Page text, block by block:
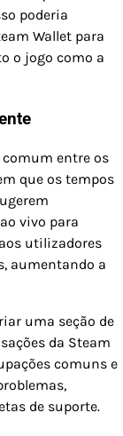
poderia
Wallet para
o jogo como a
entre os
que os tempos
vivo para
utilizadores
aumentando a
uma seção de
da Steam
comuns e
de suporte.